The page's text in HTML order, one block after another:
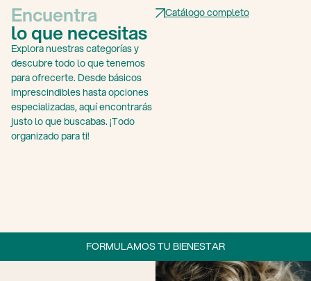
Encuentra
lo que necesitas
Explora nuestras categorías y
descubre todo lo que tenemos
para ofrecerte. Desde básicos
imprescindibles hasta opciones
especializadas, aquí encontrarás
justo lo que buscabas. ¡Todo
organizado para ti!
Catálogo completo
FORMULAMOS TU BIENESTAR